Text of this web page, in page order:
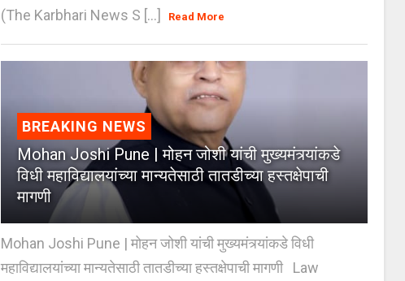
(The Karbhari News S [...]
Read More
BREAKING NEWS
Mohan Joshi Pune | मोहन जोशी यांची मुख्यमंत्र्यांकडे
विधी महाविद्यालयांच्या मान्यतेसाठी तातडीच्या हस्तक्षेपाची
मागणी
Mohan Joshi Pune | मोहन जोशी यांची मुख्यमंत्र्यांकडे विधी
महाविद्यालयांच्या मान्यतेसाठी तातडीच्या हस्तक्षेपाची मागणी Law